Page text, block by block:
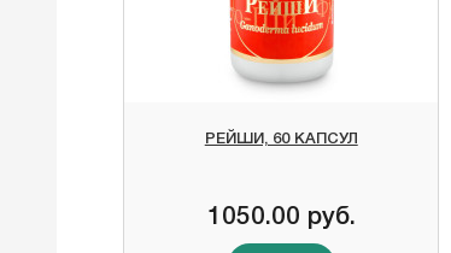
РЕЙШИ, 60 КАПСУЛ
1050.00 руб.